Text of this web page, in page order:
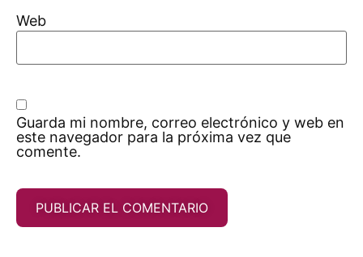
Web
Guarda mi nombre, correo electrónico y web en
este navegador para la próxima vez que
comente.